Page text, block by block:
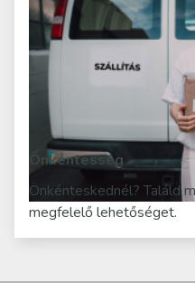
Önkéntesség
Önkénteskednél? Találd
megfelelő lehetőséget.